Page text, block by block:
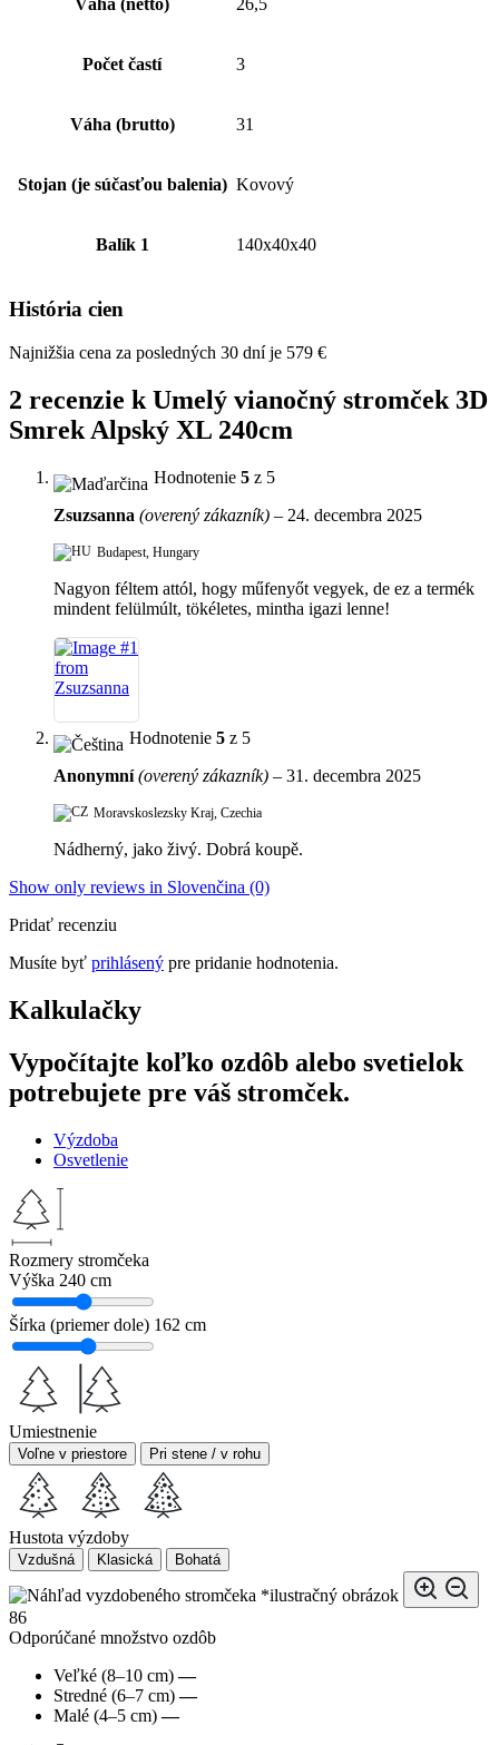
Váha (netto) 26,5
Počet častí 3
Váha (brutto) 31
Stojan (je súčasťou balenia) Kovový
Balík 1 140x40x40
História cien
Najnižšia cena za posledných 30 dní je 579 €
2 recenzie k Umelý vianočný stromček 3D
Smrek Alpský XL 240cm
Hodnotenie 5 z 5
Zsuzsanna (overený zákazník) – 24. decembra 2025
Budapest, Hungary
Nagyon féltem attól, hogy műfenyőt vegyek, de ez a termék
mindent felülmúlt, tökéletes, mintha igazi lenne!
Hodnotenie 5 z 5
Anonymní(overený zákazník) – 31. decembra 2025
Moravskoslezsky Kraj, Czechia
Nádherný, jako živý. Dobrá koupě.
Show only reviews in Slovenčina (0)
Pridať recenziu
Musíte byť prihlásený pre pridanie hodnotenia.
Kalkulačky
Vypočítajte koľko ozdôb alebo svetielok
potrebujete pre váš stromček.
Výzdoba
Osvetlenie
Rozmery stromčeka
Výška 240 cm
Šírka (priemer dole) 162 cm
Umiestnenie
Voľne v priestore Pri stene / v rohu
Hustota výzdoby
Vzdušná Klasická Bohatá
*ilustračný obrázok
86
Odporúčané množstvo ozdôb
Veľké (8–10 cm) —
Stredné (6–7 cm) —
Malé (4–5 cm) —